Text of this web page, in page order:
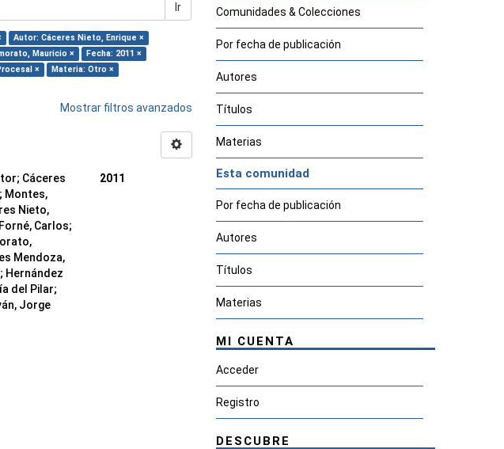
Ir
Autor: Cáceres Nieto, Enrique ×
Mauricio ×
Fecha: 2011 ×
×
Materia: Otro ×
Mostrar filtros avanzados
; Cáceres
Montes,
Nieto,
Carlos;
Mendoza,
; Hernández
del Pilar;
Jorge
2011
Comunidades & Colecciones
Por fecha de publicación
Autores
Títulos
Materias
Esta comunidad
Por fecha de publicación
Autores
Títulos
Materias
MI CUENTA
Acceder
Registro
DESCUBRE